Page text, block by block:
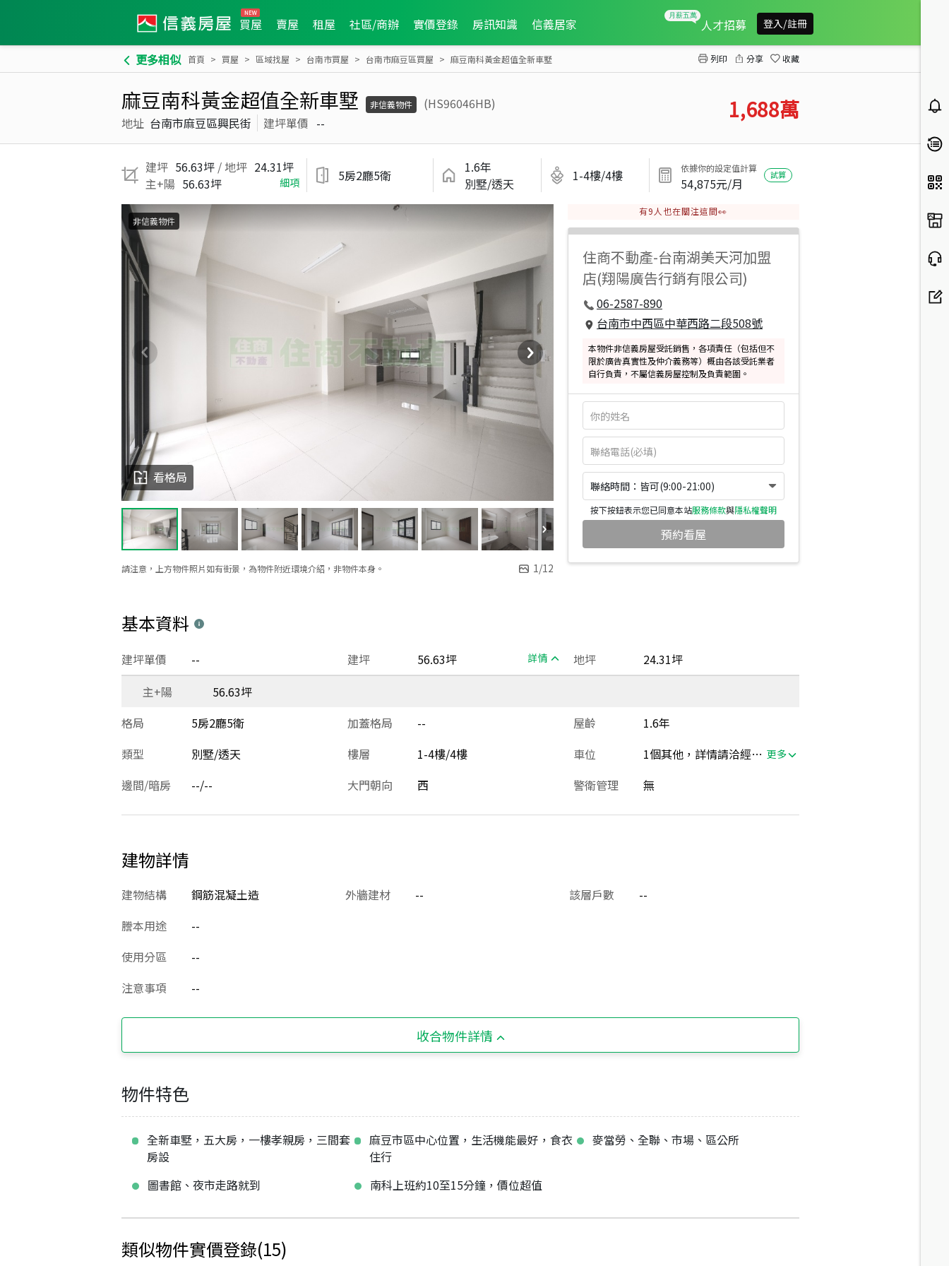
買屋 賣屋 租屋 社區/商辦 實價登錄 房訊知識 信義居家 人才招募 登入/註冊
更多相似 首頁 買屋 區域找屋 台南市買屋 台南市麻豆區買屋 麻豆南科黃金超值全新車墅 列印 分享 收藏
麻豆南科黃金超值全新車墅 非信義物件
(HS96046HB)
地址 台南市麻豆區興民街 建坪單價 -- 1,688萬
建坪 56.63坪 / 地坪 24.31坪
主+陽 56.63坪 細項 5房2廳5衛
1.6年
別墅/透天
1-4樓/4樓 依據你的設定值計算
54,875元/月
試算
請注意，上方物件照片如有街景，為物件附近環境介紹，非物件本身。 1/12
看格局
非信義物件
有9 人也在關注這間👀
住商不動產-台南湖美天河加盟
店(翔陽廣告行銷有限公司)
06-2587-890
台南市中西區中華西路二段508號
本物件非信義房屋受託銷售，各項責任（包括但不
限於廣告真實性及仲介義務等）概由各該受託業者
自行負責，不屬信義房屋控制及負責範圍。
聯絡時間：皆可(9:00-21:00)
按下按鈕表示您已同意本站服務條款與隱私權聲明
預約看屋
基本資料
建坪 56.63坪 詳情
建坪單價 -- 地坪
24.31坪
主+陽
56.63坪
格局
5房2廳5衛 加蓋格局 -- 屋齡
1.6年
類型
別墅/透天 樓層 1-4樓/4樓 車位 1個其他，詳情請洽經紀人員 更多
邊間/暗房 --/-- 大門朝向 西 警衛管理 無
建物詳情
建物結構 鋼筋混凝土造 外牆建材 -- 該層戶數
--
謄本用途
--
使用分區
--
注意事項
--
收合物件詳情
物件特色
全新車墅，五大房，一樓孝親房，三間套
房設
麻豆市區中心位置，生活機能最好，食衣
住行
麥當勞、全聯、市場、區公所
圖書館、夜市走路就到 南科上班約10至15分鐘，價位超值
類似物件實價登錄(15)